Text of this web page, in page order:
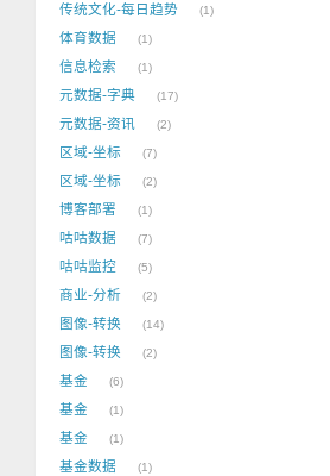
传统文化-每日趋势 1
体育数据 1
信息检索 1
元数据-字典 17
元数据-资讯 2
区域-坐标 7
区域-坐标 2
博客部署 1
咕咕数据 7
咕咕监控 5
商业-分析 2
图像-转换 14
图像-转换 2
基金 6
基金 1
基金 1
基金数据 1